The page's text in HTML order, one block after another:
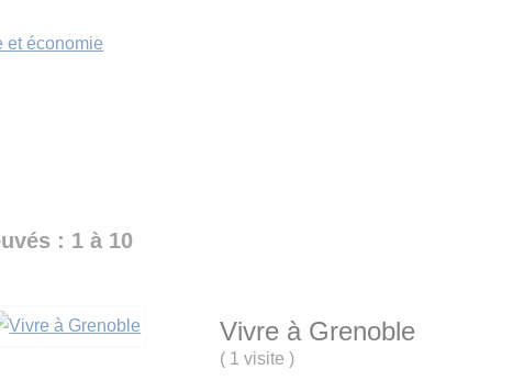
et économie
: 1 à 10
Vivre à Grenoble
( 1 visite)